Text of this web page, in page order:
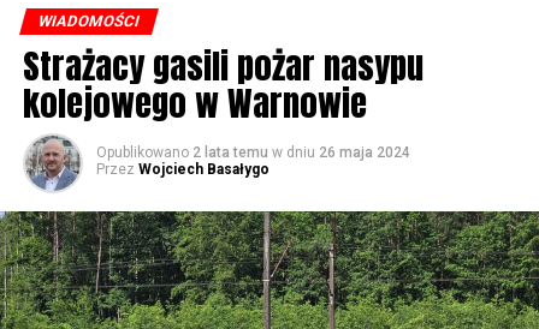
WIADOMOŚCI
Strażacy gasili pożar nasypu
kolejowego w Warnowie
Opublikowano 2 lata temu w dniu 26 maja 2024
Przez Wojciech Basałygo